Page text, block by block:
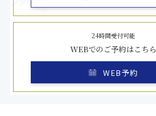
24時間受付可能
WEBでのご予約はこちら
WEB予約